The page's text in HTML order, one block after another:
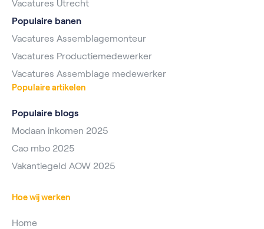
Vacatures Utrecht
Populaire banen
Vacatures Assemblagemonteur
Vacatures Productiemedewerker
Vacatures Assemblage medewerker
Populaire artikelen
Populaire blogs
Modaan inkomen 2025
Cao mbo 2025
Vakantiegeld AOW 2025
Hoe wij werken
Home